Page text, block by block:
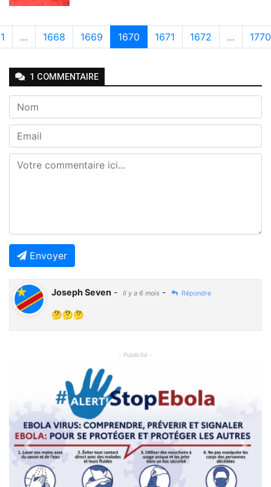
1 … 1668 1669 1670 1671 1672 … 1770
1 COMMENTAIRE
Envoyer
Joseph Seven - Il y a 6 mois - Répondre
🤔🤔🤔
- Publicité -
Previous Next